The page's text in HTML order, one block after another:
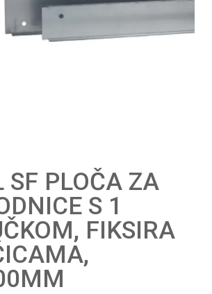
SF PLOČA ZA
S 1
FIKSIRA